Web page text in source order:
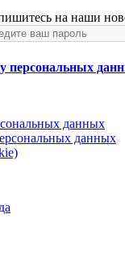
на наши
персональных
данных
данных